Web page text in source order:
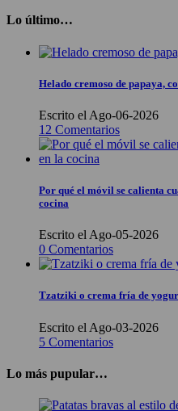
Lo último…
Helado cremoso de papaya,
Escrito el Ago-06-2026
12 Comentarios
Por qué el móvil se calienta
cocina
Escrito el Ago-05-2026
0 Comentarios
Tzatziki o crema fría de
Escrito el Ago-03-2026
5 Comentarios
Lo más pupular…